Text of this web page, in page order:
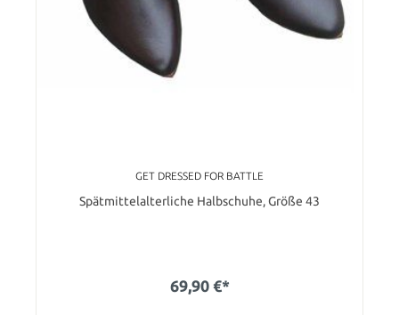
GET DRESSED FOR BATTLE
Spätmittelalterliche Halbschuhe, Größe 43
69,90 €*